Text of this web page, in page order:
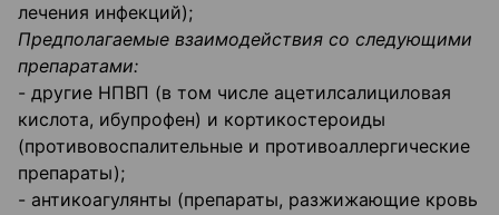
лечения инфекций);
Предполагаемые взаимодействия со следующими
препаратами:
- другие НПВП (в том числе ацетилсалициловая
кислота, ибупрофен) и кортикостероиды
(противовоспалительные и противоаллергические
препараты);
- антикоагулянты (препараты, разжижающие кровь